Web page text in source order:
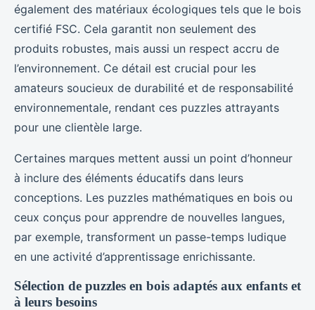
également des matériaux écologiques tels que le bois
certifié FSC. Cela garantit non seulement des
produits robustes, mais aussi un respect accru de
l’environnement. Ce détail est crucial pour les
amateurs soucieux de durabilité et de responsabilité
environnementale, rendant ces puzzles attrayants
pour une clientèle large.
Certaines marques mettent aussi un point d’honneur
à inclure des éléments éducatifs dans leurs
conceptions. Les puzzles mathématiques en bois ou
ceux conçus pour apprendre de nouvelles langues,
par exemple, transforment un passe-temps ludique
en une activité d’apprentissage enrichissante.
Sélection de puzzles en bois adaptés aux enfants et
à leurs besoins